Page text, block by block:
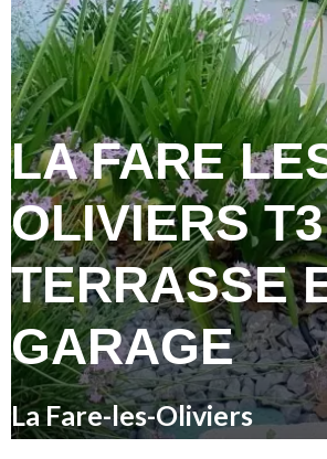
LA FARE
OLIVIERS
TERRASSE
GARAGE
La Fare-les-Oliviers